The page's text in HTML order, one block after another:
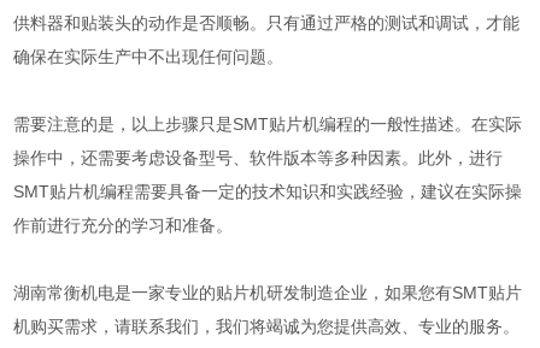
供料器和贴装头的动作是否顺畅。只有通过严格的测试和调试，才能
确保在实际生产中不出现任何问题。
需要注意的是，以上步骤只是SMT贴片机编程的一般性描述。在实际
操作中，还需要考虑设备型号、软件版本等多种因素。此外，进行
SMT贴片机编程需要具备一定的技术知识和实践经验，建议在实际操
作前进行充分的学习和准备。
湖南常衡机电是一家专业的贴片机研发制造企业，如果您有SMT贴片
机购买需求，请联系我们，我们将竭诚为您提供高效、专业的服务。